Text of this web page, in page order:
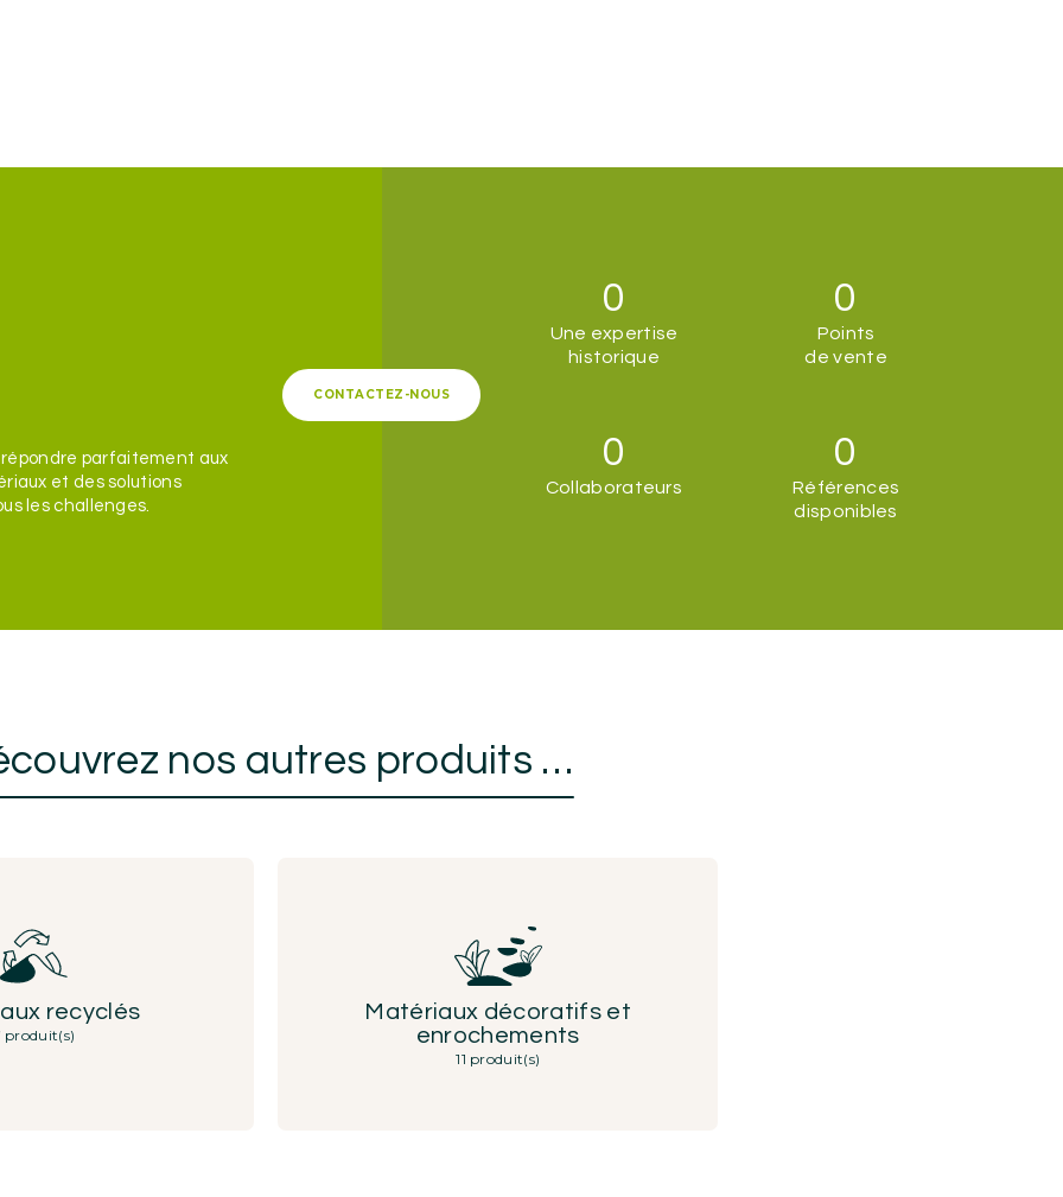
répondre parfaitement aux
et des solutions
les challenges.
CONTACTEZ-NOUS
0
Une expertise
historique
0
Points
de vente
0
Collaborateurs
0
Références
disponibles
nos autres produits …
recyclés
produit(s)
Matériaux décoratifs et
enrochements
11 produit(s)